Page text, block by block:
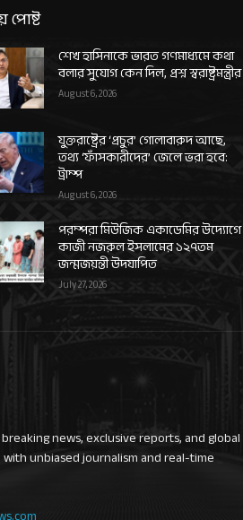
পোষ্ট
শেখ হাসিনাকে ভারত গণমাধ্যমে কথা
বলার সুযোগ কেন দিল, প্রশ্ন স্বরাষ্ট্রমন্ত্রীর
August 6, 2026
যুক্তরাষ্ট্রের ‘প্রচুর’ গোলাবারুদ আছে,
তথ্য ‘ফাঁসকারীদের’ জেলে ভরা হবে:
ট্রাম্প
August 6, 2026
পরম্পরা মিউজিক একাডেমির উদ্যোগে
কাজী নজরুল ইসলামের ১২৭তম
জন্মজয়ন্তী উদযাপিত
July 27, 2026
news, exclusive reports, and global
unbiased journalism and real-time